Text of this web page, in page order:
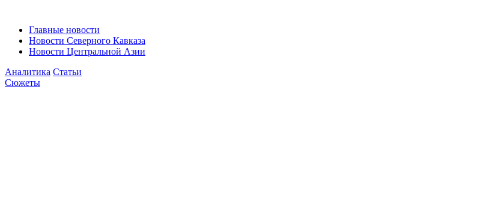
Главные новости
Новости Северного Кавказа
Новости Центральной Азии
Аналитика Статьи
Сюжеты